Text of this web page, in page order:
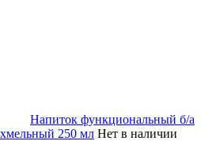
Напиток функциональный б/а
250 мл Нет в наличии